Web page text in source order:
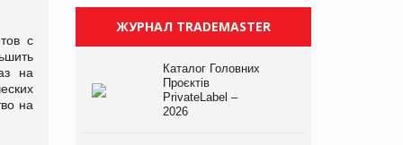
с
на
на
ЖУРНАЛ TRADEMASTER
Каталог Головних
Проєктів
PrivateLabel –
2026